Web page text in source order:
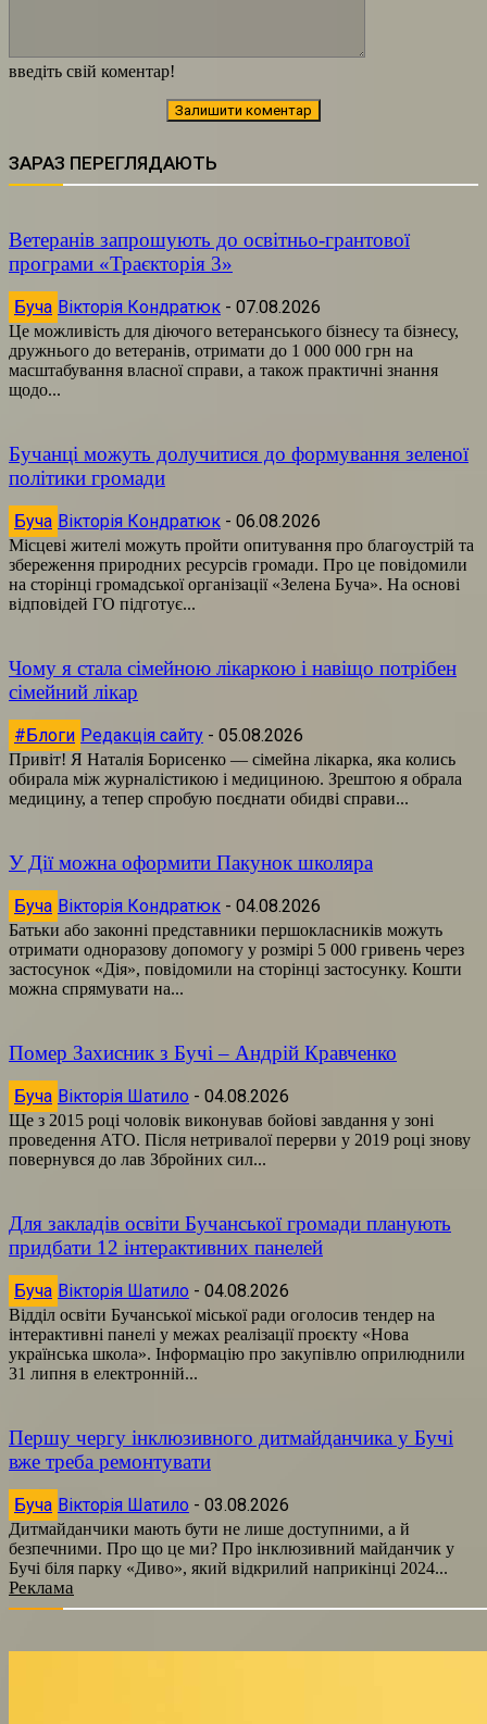
введіть свій коментар!
ЗАРАЗ ПЕРЕГЛЯДАЮТЬ
Ветеранів запрошують до освітньо-грантової
програми «Траєкторія 3»
Буча Вікторія Кондратюк - 07.08.2026
Це можливість для діючого ветеранського бізнесу та бізнесу,
дружнього до ветеранів, отримати до 1 000 000 грн на
масштабування власної справи, а також практичні знання
щодо...
Бучанці можуть долучитися до формування зеленої
політики громади
Буча Вікторія Кондратюк - 06.08.2026
Місцеві жителі можуть пройти опитування про благоустрій та
збереження природних ресурсів громади. Про це повідомили
на сторінці громадської організації «Зелена Буча». На основі
відповідей ГО підготує...
Чому я стала сімейною лікаркою і навіщо потрібен
сімейний лікар
#Блоги Редакція сайту - 05.08.2026
Привіт! Я Наталія Борисенко — сімейна лікарка, яка колись
обирала між журналістикою і медициною. Зрештою я обрала
медицину, а тепер спробую поєднати обидві справи...
У Дії можна оформити Пакунок школяра
Буча Вікторія Кондратюк - 04.08.2026
Батьки або законні представники першокласників можуть
отримати одноразову допомогу у розмірі 5 000 гривень через
застосунок «Дія», повідомили на сторінці застосунку. Кошти
можна спрямувати на...
Помер Захисник з Бучі – Андрій Кравченко
Буча Вікторія Шатило - 04.08.2026
Ще з 2015 році чоловік виконував бойові завдання у зоні
проведення АТО. Після нетривалої перерви у 2019 році знову
повернувся до лав Збройних сил...
Для закладів освіти Бучанської громади планують
придбати 12 інтерактивних панелей
Буча Вікторія Шатило - 04.08.2026
Відділ освіти Бучанської міської ради оголосив тендер на
інтерактивні панелі у межах реалізації проєкту «Нова
українська школа». Інформацію про закупівлю оприлюднили
31 липня в електронній...
Першу чергу інклюзивного дитмайданчика у Бучі
вже треба ремонтувати
Буча Вікторія Шатило - 03.08.2026
Дитмайданчики мають бути не лише доступними, а й
безпечними. Про що це ми? Про інклюзивний майданчик у
Бучі біля парку «Диво», який відкрилий наприкінці 2024...
Реклама